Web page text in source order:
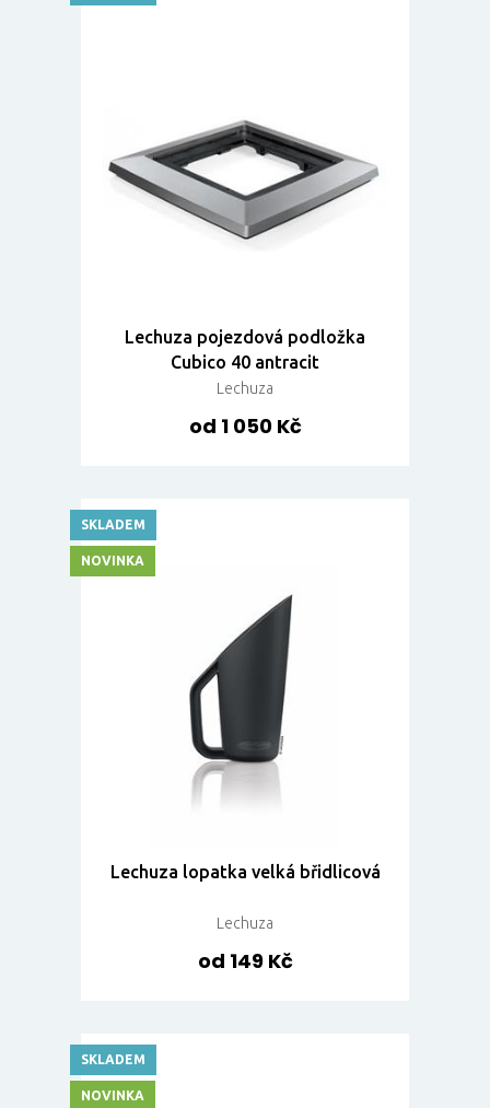
Lechuza pojezdová podložka
Cubico 40 antracit
Lechuza
od 1 050 Kč
Lechuza lopatka velká břidlicová
Lechuza
od 149 Kč
SKLADEM
NOVINKA
SKLADEM
NOVINKA